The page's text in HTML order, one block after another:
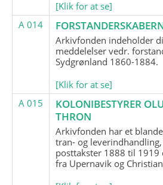
[Klik for at se]
A 014
Arkivfonden indeholder
meddelelser vedr.
Sydgrønland 1860-1884.
[Klik for at se]
A 015
KOLONIBESTYRER
THRON
Arkivfonden har et
tran- og
posttakster 1888 til
fra Upernavik og